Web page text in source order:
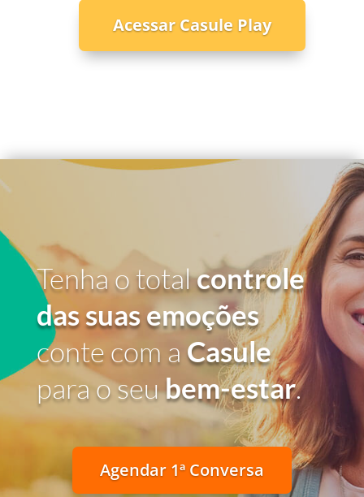
Acessar Casule Play
Tenha o totalcontrole
das suas emoções
conte com a Casule
para o seubem-estar.
Agendar 1ª Conversa